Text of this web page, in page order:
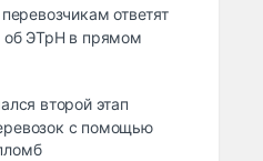
перевозчикам ответят
об ЭТрН в прямом
второй этап
с помощью